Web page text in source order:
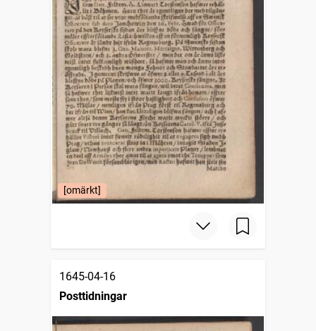
[omärkt]
1645-04-16
Posttidningar